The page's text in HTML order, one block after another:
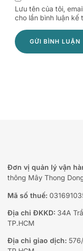
Lưu tên của tôi,
cho lần bình luận kế
Đơn vị quản lý vận
thông Mây Thong
Mã số thuế:
Địa chỉ ĐKKD: 34A
TP.HCM
Địa chỉ giao dịch: